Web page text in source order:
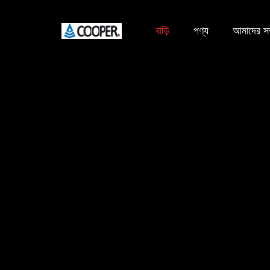
বাড়ি পণ্য আমাদের